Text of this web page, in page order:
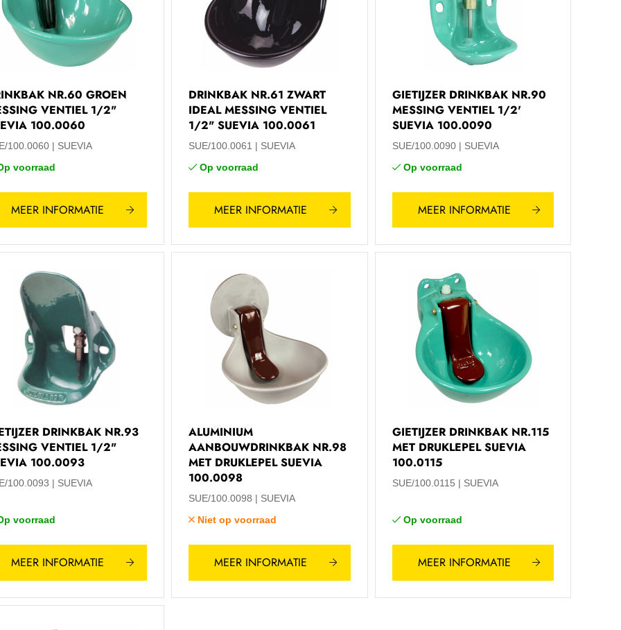
NR.60 GROEN
VENTIEL 1/2"
100.0060
100.0060
SUEVIA
voorraad
MEER INFORMATIE
DRINKBAK NR.61 ZWART
IDEAL MESSING VENTIEL
1/2" SUEVIA 100.0061
SUE/100.0061
SUEVIA
Op voorraad
MEER INFORMATIE
GIETIJZER DRINKBAK NR.90
MESSING VENTIEL 1/2'
SUEVIA 100.0090
SUE/100.0090
SUEVIA
Op voorraad
MEER INFORMATIE
DRINKBAK NR.93
VENTIEL 1/2"
100.0093
100.0093 SUEVIA
voorraad
MEER INFORMATIE
ALUMINIUM
AANBOUWDRINKBAK NR.98
MET DRUKLEPEL SUEVIA
100.0098
SUE/100.0098
SUEVIA
Niet op voorraad
MEER INFORMATIE
GIETIJZER DRINKBAK NR.115
MET DRUKLEPEL SUEVIA
100.0115
SUE/100.0115 SUEVIA
Op voorraad
MEER INFORMATIE